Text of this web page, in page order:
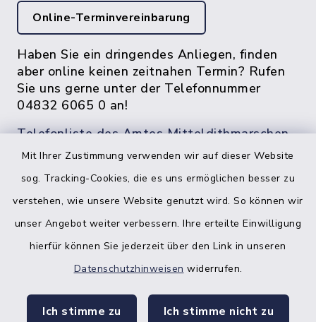
Mit Ihrer Zustimmung verwenden wir auf dieser Website
sog. Tracking-Cookies, die es uns ermöglichen besser zu
verstehen, wie unsere Website genutzt wird. So können wir
unser Angebot weiter verbessern. Ihre erteilte Einwilligung
hierfür können Sie jederzeit über den Link in unseren
Datenschutzhinweisen widerrufen.
Ich stimme zu Ich stimme nicht zu
Online-Terminvereinbarung
Haben Sie ein dringendes Anliegen, finden
aber online keinen zeitnahen Termin? Rufen
Sie uns gerne unter der Telefonnummer
04832 6065 0 an!
Telefonliste des Amtes Mitteldithmarschen
facebook